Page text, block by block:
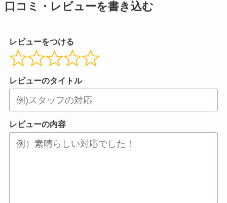
口コミ・レビューを書き込む
レビューをつける
レビューのタイトル
レビューの内容